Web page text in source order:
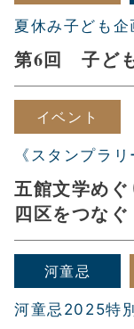
夏休み子ども企
第6回 子ど
イベント
《スタンプラリ
五館文学め
四区をつな
河童忌
河童忌2025特